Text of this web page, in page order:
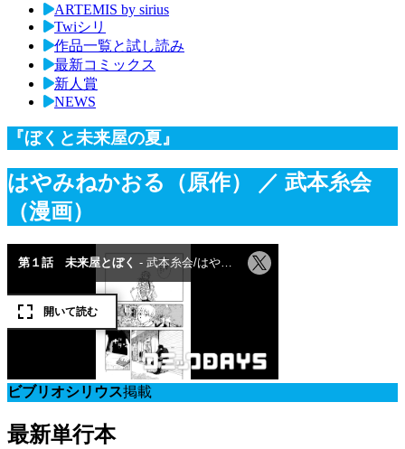
ARTEMIS by sirius
Twiシリ
作品一覧と試し読み
最新コミックス
新人賞
NEWS
『ぼくと未来屋の夏』
はやみねかおる（原作）
／ 武本糸会
（漫画）
ビブリオシリウス掲載
最新単行本